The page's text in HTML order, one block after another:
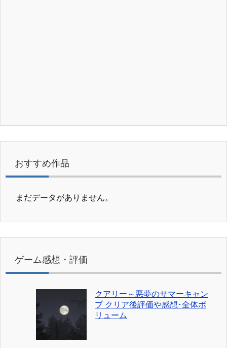
おすすめ作品
まだデータがありません。
ゲーム感想・評価
クアリー～悪夢のサマーキャン
プ クリア後評価や感想･全体ボ
リューム